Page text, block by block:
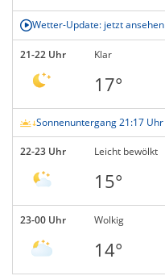
Wetter-Update: jetzt ansehen
21-22 Uhr Klar
17°
Sonnenuntergang 21:17 Uhr
22-23 Uhr Leicht bewölkt
15°
23-00 Uhr Wolkig
14°